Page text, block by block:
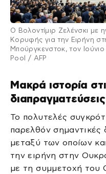
Ο Βολοντίμιρ Ζελένσκι με
Κορυφής για την Ειρήνη
Μπούργκενστοκ, τον
Pool / AFP
Μακρά ιστορία
διαπραγματεύσεις
Το πολυτελές
παρελθόν σημαντικές
μεταξύ των οποίων
την ειρήνη στην
με τη συμμετοχή του